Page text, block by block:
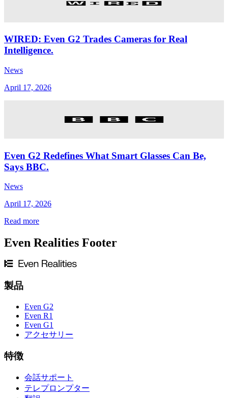
WIRED: Even G2 Trades Cameras for Real
Intelligence.
News
April 17, 2026
Even G2 Redefines What Smart Glasses Can Be,
Says BBC.
News
April 17, 2026
Read more
Even Realities Footer
製品
Even G2
Even R1
Even G1
アクセサリー
特徴
会話サポート
テレプロンプター